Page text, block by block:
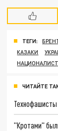
ТЕГИ:
КАЗАКИ
ЧИТАЙТЕ
Технофашисты
"Кротами"